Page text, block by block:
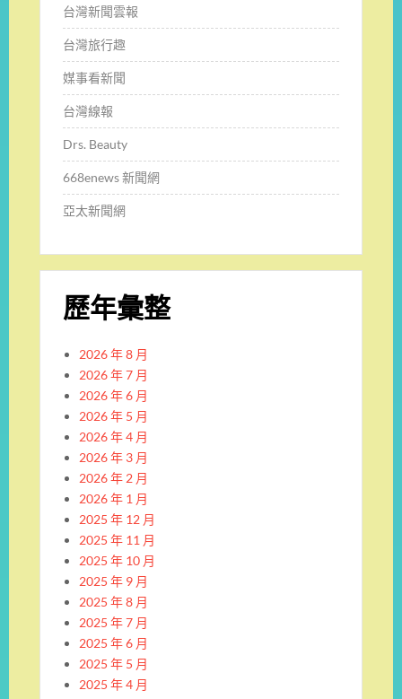
台灣新聞雲報
台灣旅行趣
媒事看新聞
台灣線報
Drs. Beauty
668enews 新聞網
亞太新聞網
歷年彙整
2026 年 8 月
2026 年 7 月
2026 年 6 月
2026 年 5 月
2026 年 4 月
2026 年 3 月
2026 年 2 月
2026 年 1 月
2025 年 12 月
2025 年 11 月
2025 年 10 月
2025 年 9 月
2025 年 8 月
2025 年 7 月
2025 年 6 月
2025 年 5 月
2025 年 4 月